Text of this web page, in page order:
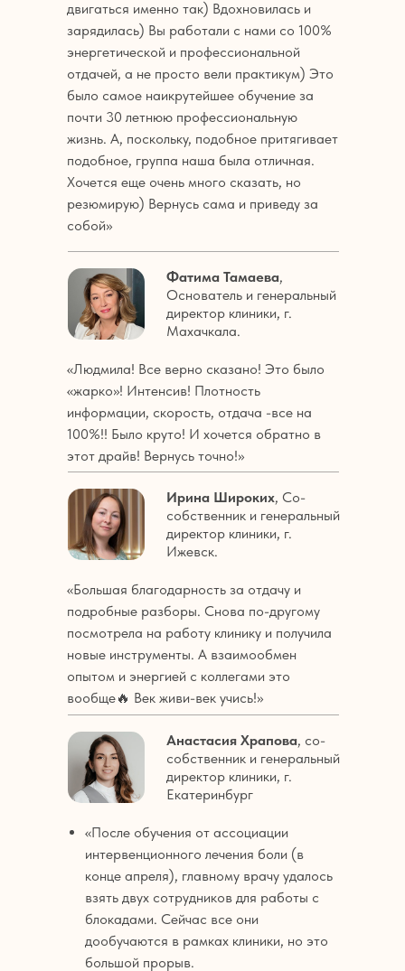
двигаться именно так) Вдохновилась и
зарядилась) Вы работали с нами со 100%
энергетической и профессиональной
отдачей, а не просто вели практикум) Это
было самое наикрутейшее обучение за
почти 30 летнюю профессиональную
жизнь. А, поскольку, подобное притягивает
подобное, группа наша была отличная.
Хочется еще очень много сказать, но
резюмирую) Вернусь сама и приведу за
собой»
«Людмила! Все верно сказано! Это было
«жарко»! Интенсив! Плотность
информации, скорость, отдача -все на
100%!! Было круто! И хочется обратно в
этот драйв! Вернусь точно!»
Фатима Тамаева,
Основатель и генеральный
директор клиники, г.
Махачкала.
«Большая благодарность за отдачу и
подробные разборы. Снова по-другому
посмотрела на работу клинику и получила
новые инструменты. А взаимообмен
опытом и энергией с коллегами это
вообще🔥 Век живи-век учись!»
Ирина Широких, Со-
собственник и генеральный
директор клиники, г.
Ижевск.
«После обучения от ассоциации
интервенционного лечения боли (в
конце апреля), главному врачу удалось
взять двух сотрудников для работы с
блокадами. Сейчас все они
дообучаются в рамках клиники, но это
большой прорыв.
Анастасия Храпова, со-
собственник и генеральный
директор клиники, г.
Екатеринбург